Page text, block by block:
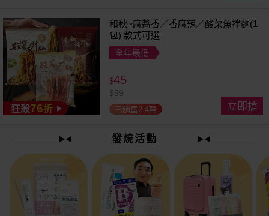
狂殺76折
和秋~麻醬香／香麻辣／酸菜魚拌麵(1
包) 款式可選
全年最低
$45
$59
已銷售2.4萬 立即搶
發燒活動